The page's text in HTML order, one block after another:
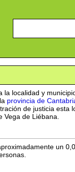
la localidad y
provincia de
de justicia esta
de Liébana.
un